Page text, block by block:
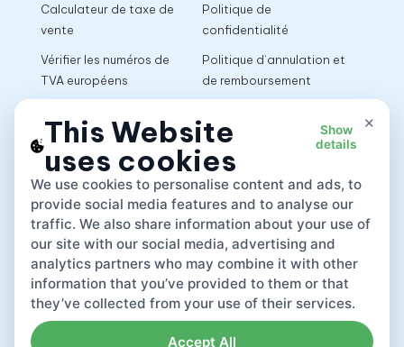
Calculateur de taxe de
vente
Vérifier les numéros de
TVA européens
Politique de
confidentialité
Politique d’annulation et
de remboursement
App
×
This Website
uses cookies
Show
details
We use cookies to personalise content and ads, to
provide social media features and to analyse our
traffic. We also share information about your use of
our site with our social media, advertising and
analytics partners who may combine it with other
information that you’ve provided to them or that
they’ve collected from your use of their services.
Accept All